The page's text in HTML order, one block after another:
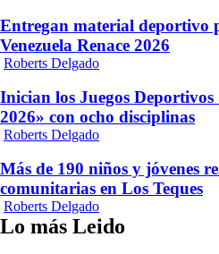
Entregan material deportivo
Venezuela Renace 2026
Roberts Delgado
Inician los Juegos Deportivos
2026» con ocho disciplinas
Roberts Delgado
Más de 190 niños y jóvenes
comunitarias en Los Teques
Roberts Delgado
Lo más Leido